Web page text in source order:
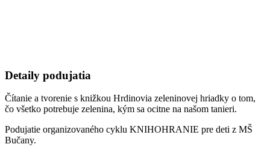
Detaily podujatia
Čítanie a tvorenie s knižkou Hrdinovia zeleninovej hriadky o tom,
čo všetko potrebuje zelenina, kým sa ocitne na našom tanieri.
Podujatie organizovaného cyklu KNIHOHRANIE pre deti z MŠ
Bučany.